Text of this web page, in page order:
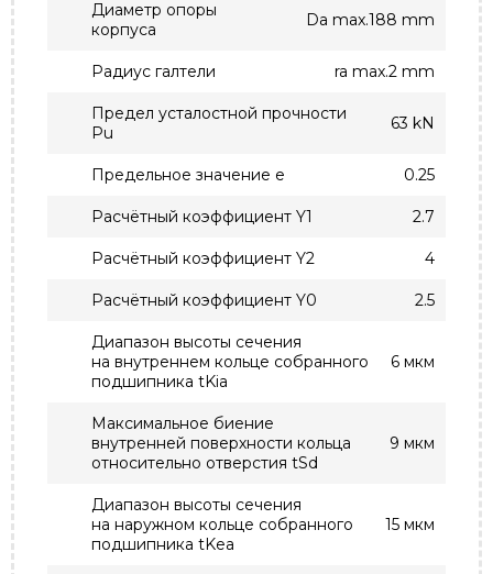
Диаметр опоры
корпуса
Da max.188 mm
Радиус галтели ra max.2 mm
Предел усталостной прочности
Pu
63 kN
Предельное значение e 0.25
Расчётный коэффициент Y1 2.7
Расчётный коэффициент Y2 4
Расчётный коэффициент Y0 2.5
Диапазон высоты сечения
на внутреннем кольце собранного
подшипника tKia
6 мкм
Максимальное биение
внутренней поверхности кольца
относительно отверстия tSd
9 мкм
Диапазон высоты сечения
на наружном кольце собранного
подшипника tKea
15 мкм